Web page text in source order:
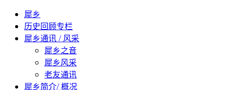
犀乡
历史回顾专栏
犀乡通讯 / 风采
犀乡之音
犀乡风采
老友通讯
犀乡简介/ 概况